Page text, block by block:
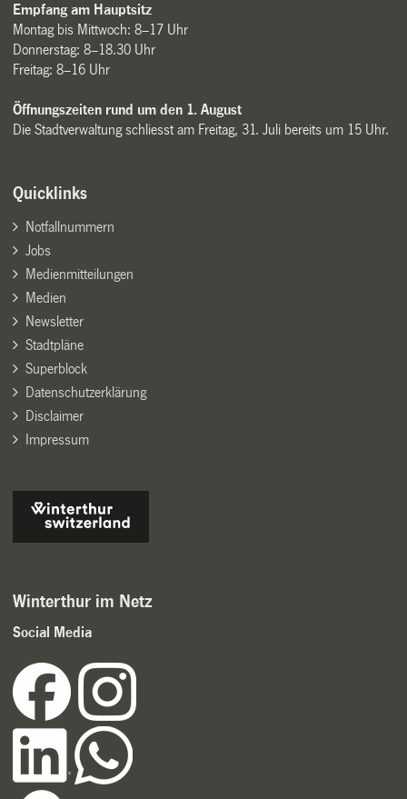
Empfang am Hauptsitz
Montag bis Mittwoch: 8–17 Uhr
Donnerstag: 8–18.30 Uhr
Freitag: 8–16 Uhr
Öffnungszeiten rund um den 1. August
Die Stadtverwaltung schliesst am Freitag, 31. Juli bereits um 15 Uhr.
Quicklinks
Notfallnummern
Jobs
Medienmitteilungen
Medien
Newsletter
Stadtpläne
Superblock
Datenschutzerklärung
Disclaimer
Impressum
Winterthur im Netz
Social Media